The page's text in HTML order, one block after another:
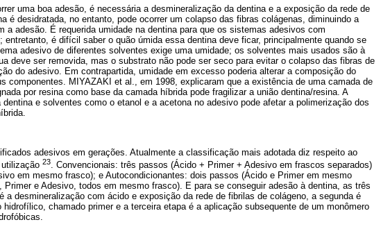
uma boa adesão, é necessária a desmineralização da dentina e a exposição da rede de
é desidratada, no entanto, pode ocorrer um colapso das fibras colágenas, diminuindo a
a adesão. É requerida umidade na dentina para que os sistemas adesivos com
entretanto, é difícil saber o quão úmida essa dentina deve ficar, principalmente quando se
adesivo de diferentes solventes exige uma umidade; os solventes mais usados são à
deve ser removida, mas o substrato não pode ser seco para evitar o colapso das fibras de
do adesivo. Em contrapartida, umidade em excesso poderia alterar a composição do
componentes. MIYAZAKI et al., em 1998, explicaram que a existência de uma camada de
por resina como base da camada híbrida pode fragilizar a união dentina/resina. A
e solventes como o etanol e a acetona no adesivo pode afetar a polimerização dos
adesivos em gerações. Atualmente a classificação mais adotada diz respeito ao
23
. Convencionais: três passos (Ácido + Primer + Adesivo em frascos separados)
em mesmo frasco); e Autocondicionantes: dois passos (Ácido e Primer em mesmo
e Adesivo, todos em mesmo frasco). E para se conseguir adesão à dentina, as três
a desmineralização com ácido e exposição da rede de fibrilas de colágeno, a segunda é
chamado primer e a terceira etapa é a aplicação subsequente de um monômero